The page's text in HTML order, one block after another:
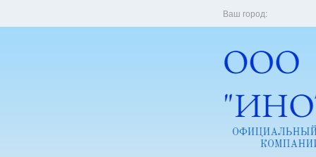
Ваш город: